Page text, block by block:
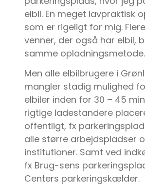
elbil. En meget lavpraktisk
som er rigeligt for mig.
venner, der også har elbil,
samme opladningsmetode.
Men alle elbilbrugere i
mangler stadig mulighed
elbiler inden for 30 – 45
rigtige ladestandere
offentligt, fx
alle større arbejdspladser
institutioner. Samt ved
fx Brug-sens
Centers parkeringskælder.